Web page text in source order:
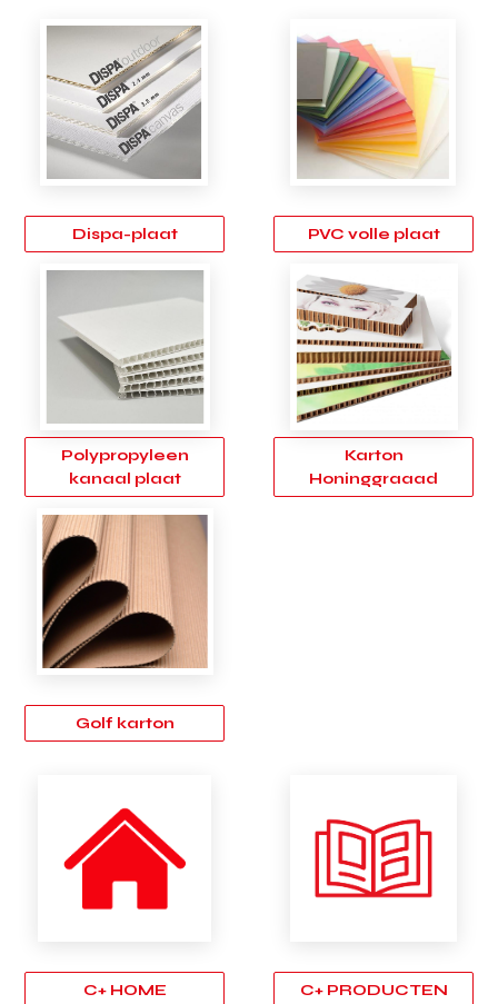
Dispa-plaat PVC volle plaat
Polypropyleen
kanaal plaat
Karton
Honinggraaad
Golf karton
C+ HOME C+ PRODUCTEN